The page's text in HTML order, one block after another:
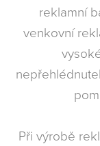
reklamní
venkovní
Při výrobě